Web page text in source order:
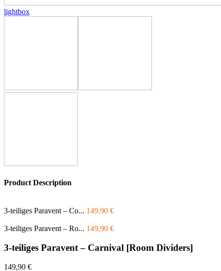
lightbox
Product Description
3-teiliges Paravent – Co... 149,90 €
3-teiliges Paravent – Ro... 149,90 €
3-teiliges Paravent – Carnival [Room Dividers]
149,90 €